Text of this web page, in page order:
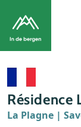
Weblog
Résidence
La Plagne |